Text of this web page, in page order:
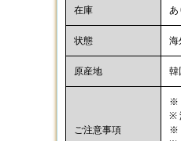
在庫 あ
状態 海
原産地 韓
ご注意事項
※
※
※